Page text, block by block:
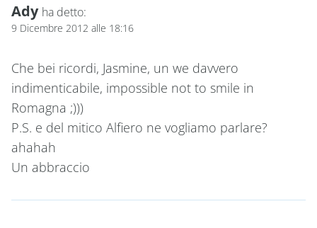
Ady ha detto:
9 Dicembre 2012 alle 18:16
Che bei ricordi, Jasmine, un we davvero
indimenticabile, impossible not to smile in
Romagna ;)))
P.S. e del mitico Alfiero ne vogliamo parlare?
ahahah
Un abbraccio